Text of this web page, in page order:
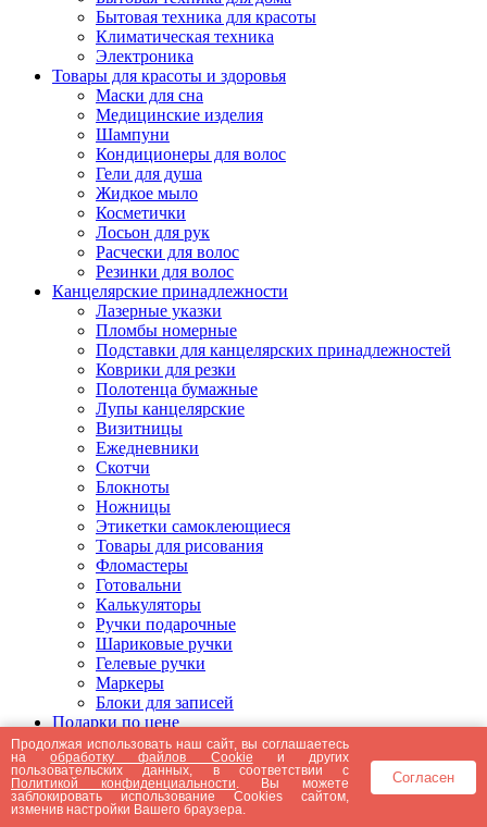
Бытовая техника для красоты
Климатическая техника
Электроника
Товары для красоты и здоровья
Маски для сна
Медицинские изделия
Шампуни
Кондиционеры для волос
Гели для душа
Жидкое мыло
Косметички
Лосьон для рук
Расчески для волос
Резинки для волос
Канцелярские принадлежности
Лазерные указки
Пломбы номерные
Подставки для канцелярских принадлежностей
Коврики для резки
Полотенца бумажные
Лупы канцелярские
Визитницы
Ежедневники
Скотчи
Блокноты
Ножницы
Этикетки самоклеющиеся
Товары для рисования
Фломастеры
Готовальни
Калькуляторы
Ручки подарочные
Шариковые ручки
Гелевые ручки
Маркеры
Блоки для записей
Подарки по цене
Подарки от 5000 рублей
Подарки до 5000 рублей
Подарки до 3000 рублей
Подарки до 2000 рублей
Подарки до 1000 рублей
Продолжая использовать наш сайт, вы соглашаетесь
наобработку файлов Cookie и других
пользовательских данных, в соответствии с
Политикой конфиденциальности . Вы можете
заблокировать использование Cookies сайтом,
изменив настройки Вашего браузера.
Согласен